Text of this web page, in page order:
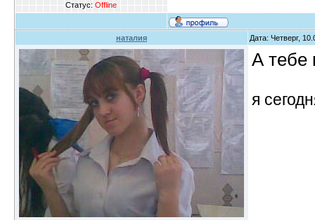
Статус: Offline
наталия Дата: Четверг,
А тебе
я